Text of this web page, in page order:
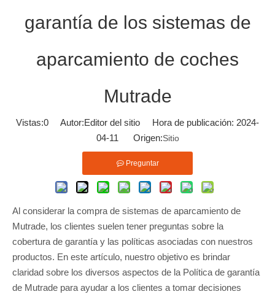
garantía de los sistemas de
aparcamiento de coches
Mutrade
Vistas:0 Autor:Editor del sitio Hora de publicación: 2024-
04-11 Origen:Sitio
Preguntar
Al considerar la compra de sistemas de aparcamiento de
Mutrade, los clientes suelen tener preguntas sobre la
cobertura de garantía y las políticas asociadas con nuestros
productos. En este artículo, nuestro objetivo es brindar
claridad sobre los diversos aspectos de la Política de garantía
de Mutrade para ayudar a los clientes a tomar decisiones